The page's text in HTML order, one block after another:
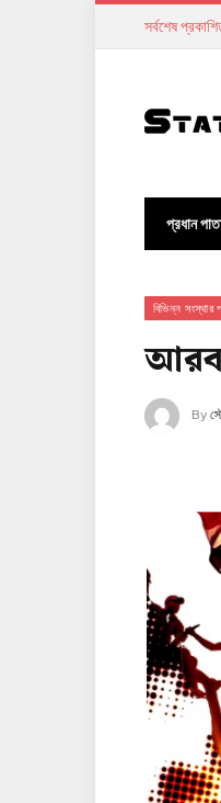
সর্বশেষ
প্রধান
বিভিন্ন সংস্থার
আরব
By